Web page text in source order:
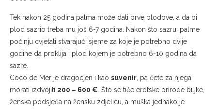
Tek nakon 25 godina palma može dati prve plodove, a da bi
plod sazrio treba mu još 6-7 godina. Nakon što sazru, palme
počinju cvjetati stvarajući sjeme za koje je potrebno dvije
godine da proklija i plod kojem je potrebno 6-10 godina da
sazre.
Coco de Mer je dragocjen i kao suvenir , pa ćete za njega
morati izdvojiti 200 – 600 € . Što se tiče erotske prirode biljke,
ženska podsjeća na žensku zdjelicu, a muška jednako je